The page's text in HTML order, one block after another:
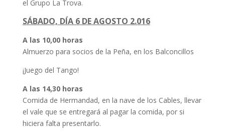
el Grupo La Trova.
SÁBADO, DÍA 6 DE AGOSTO 2.016
A las 10,00 horas
Almuerzo para socios de la Peña, en los Balconcillos
¡Juego del Tango!
A las 14,30 horas
Comida de Hermandad, en la nave de los Cables, llevar
el vale que se entregará al pagar la comida, por si
hiciera falta presentarlo.